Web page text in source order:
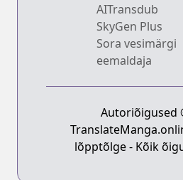
AITransdub
SkyGen Plus
Sora vesimärgi
eemaldaja
Autoriõigused
lõpptõlge - Kõik